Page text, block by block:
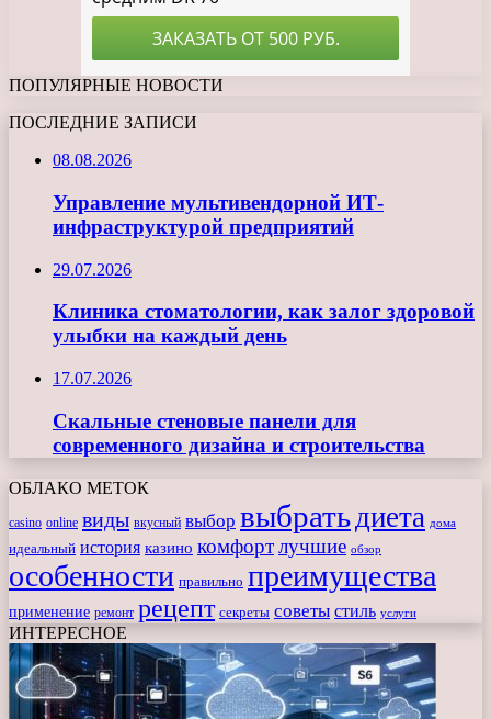
ПОПУЛЯРНЫЕ НОВОСТИ
ПОСЛЕДНИЕ ЗАПИСИ
08.08.2026
Управление мультивендорной ИТ-
инфраструктурой предприятий
29.07.2026
Клиника стоматологии, как залог здоровой
улыбки на каждый день
17.07.2026
Скальные стеновые панели для
современного дизайна и строительства
ОБЛАКО МЕТОК
casino online виды вкусный выбор выбрать диета дома
идеальный история казино комфортлучшие обзор
особенности правильно преимущества
применение ремонт рецепт секреты советы стиль услуги
ИНТЕРЕСНОЕ